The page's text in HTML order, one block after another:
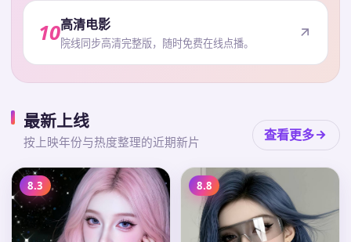
10高清电影
院线同步高清完整版，随时免费在线点播。
最新上线
按上映年份与热度整理的近期新片 查看更多
8.3 8.8